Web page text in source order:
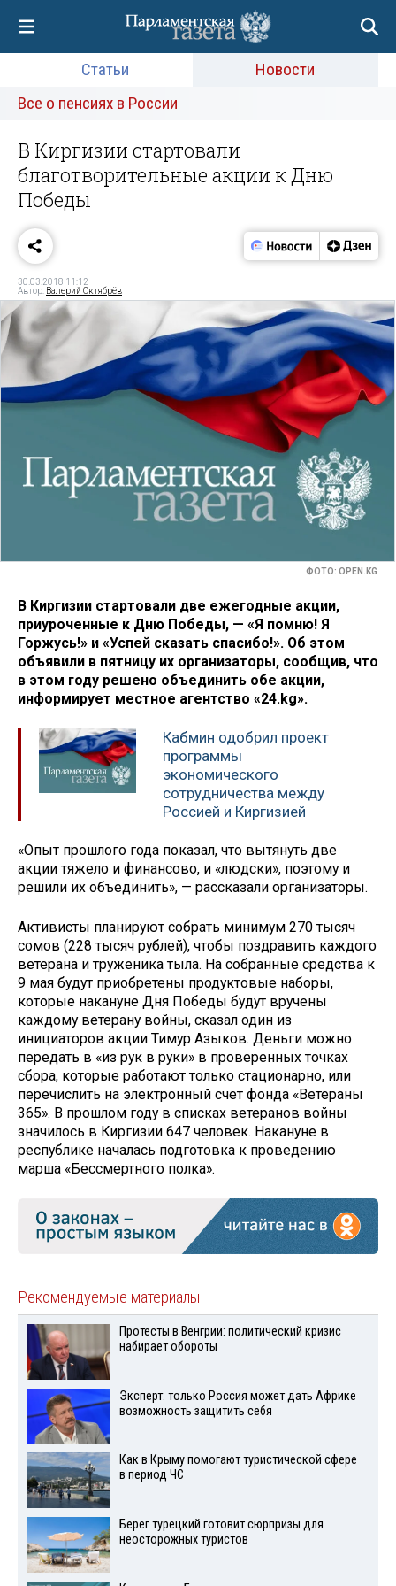
Статьи
Новости
Все о пенсиях в России
В Киргизии стартовали
благотворительные акции к Дню
Победы
30.03.2018 11:12
Автор: Валерий Октябрёв
ФОТО: OPEN.KG
В Киргизии стартовали две ежегодные акции,
приуроченные к Дню Победы, — «Я помню! Я
Горжусь!» и «Успей сказать спасибо!». Об этом
объявили в пятницу их организаторы, сообщив, что
в этом году решено объединить обе акции,
информирует местное агентство «24.kg».
Кабмин одобрил проект
программы
экономического
сотрудничества между
Россией и Киргизией
«Опыт прошлого года показал, что вытянуть две
акции тяжело и финансово, и «людски», поэтому и
решили их объединить», — рассказали организаторы.
Активисты планируют собрать минимум 270 тысяч
сомов (228 тысяч рублей), чтобы поздравить каждого
ветерана и труженика тыла. На собранные средства к
9 мая будут приобретены продуктовые наборы,
которые накануне Дня Победы будут вручены
каждому ветерану войны, сказал один из
инициаторов акции Тимур Азыков. Деньги можно
передать в «из рук в руки» в проверенных точках
сбора, которые работают только стационарно, или
перечислить на электронный счет фонда «Ветераны
365». В прошлом году в списках ветеранов войны
значилось в Киргизии 647 человек. Накануне в
республике началась подготовка к проведению
марша «Бессмертного полка».
Рекомендуемые материалы
Протесты в Венгрии: политический кризис
набирает обороты
Эксперт: только Россия может дать Африке
возможность защитить себя
Как в Крыму помогают туристической сфере
в период ЧС
Берег турецкий готовит сюрпризы для
неосторожных туристов